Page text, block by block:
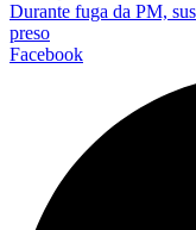
Durante fuga da PM,
preso
Facebook